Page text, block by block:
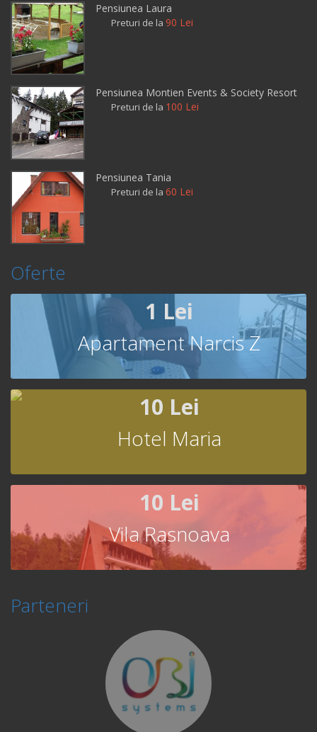
Pensiunea Laura
Preturi de la 90 Lei
Pensiunea Montien Events & Society Resort
Preturi de la 100 Lei
Pensiunea Tania
Preturi de la 60 Lei
Oferte
1 Lei
Apartament Narcis Z
10 Lei
Hotel Maria
10 Lei
Vila Rasnoava
Parteneri